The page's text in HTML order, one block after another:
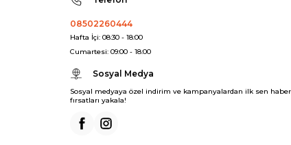
08502260444
Hafta İçi: 08:30 - 18:00
Cumartesi: 09:00 - 18:00
Sosyal Medya
Sosyal medyaya özel indirim ve kampanyalardan ilk sen
fırsatları yakala!